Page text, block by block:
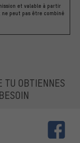
et valable à partir
ne peut pas être combiné
TU OBTIENNES